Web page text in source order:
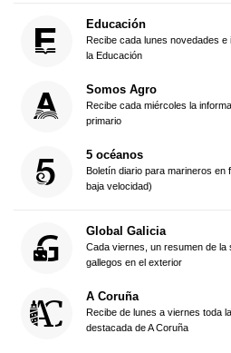
Educación
Recibe cada lunes novedades e
la Educación
Somos Agro
Recibe cada miércoles la
primario
5 océanos
Boletín diario para marineros en
baja velocidad)
Global Galicia
Cada viernes, un resumen de la
gallegos en el exterior
A Coruña
Recibe de lunes a viernes toda
destacada de A Coruña